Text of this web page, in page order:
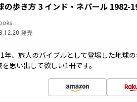
の歩き方 3 インド・ネパール 1982-
発売
年、旅人のバイブルとして登場した地球
を思い出して欲しい1冊です。